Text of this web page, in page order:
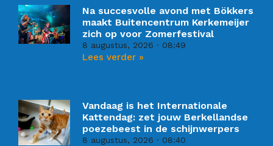
Na succesvolle avond met Bökkers
maakt Buitencentrum Kerkemeijer
zich op voor Zomerfestival
8 augustus, 2026 08:49
Lees verder »
Vandaag is het Internationale
Kattendag: zet jouw Berkellandse
poezebeest in de schijnwerpers
8 augustus, 2026 08:40